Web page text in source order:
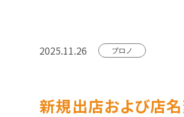
2025.11.26 プロノ
新規出店および店名